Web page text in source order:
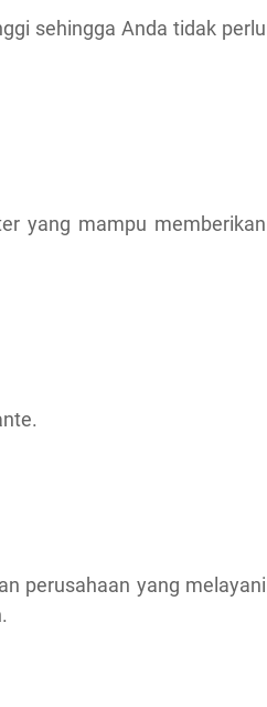
sehingga Anda tidak perlu
yang mampu memberikan
perusahaan yang melayani